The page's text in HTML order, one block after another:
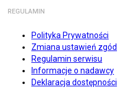
REGULAMIN
Polityka Prywatności
Zmiana ustawień zgód
Regulamin serwisu
Informacje o nadawcy
Deklaracja dostępności